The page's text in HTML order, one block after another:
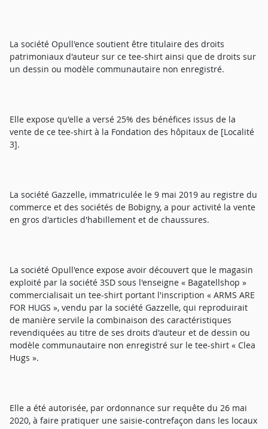
La société Opull'ence soutient être titulaire des droits
patrimoniaux d'auteur sur ce tee-shirt ainsi que de droits sur
un dessin ou modèle communautaire non enregistré.
Elle expose qu'elle a versé 25% des bénéfices issus de la
vente de ce tee-shirt à la Fondation des hôpitaux de [Localité
3].
La société Gazzelle, immatriculée le 9 mai 2019 au registre du
commerce et des sociétés de Bobigny, a pour activité la vente
en gros d'articles d'habillement et de chaussures.
La société Opull'ence expose avoir découvert que le magasin
exploité par la société 3SD sous l'enseigne « Bagatellshop »
commercialisait un tee-shirt portant l'inscription « ARMS ARE
FOR HUGS », vendu par la société Gazzelle, qui reproduirait
de manière servile la combinaison des caractéristiques
revendiquées au titre de ses droits d'auteur et de dessin ou
modèle communautaire non enregistré sur le tee-shirt « Clea
Hugs ».
Elle a été autorisée, par ordonnance sur requête du 26 mai
2020, à faire pratiquer une saisie-contrefaçon dans les locaux